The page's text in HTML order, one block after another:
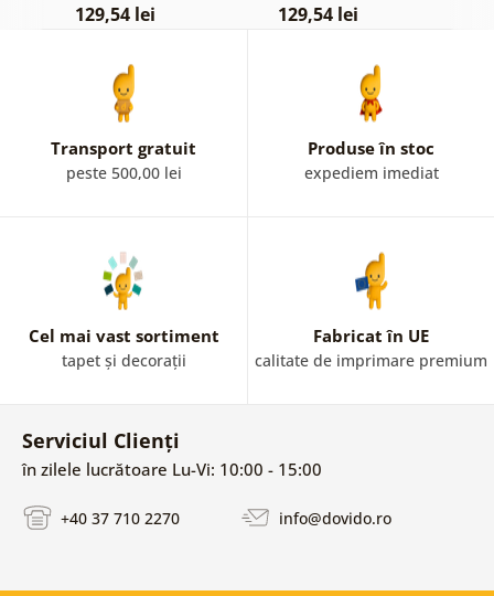
129,54 lei 129,54 lei
Transport gratuit
peste 500,00 lei
Produse în stoc
expediem imediat
Cel mai vast sortiment
tapet și decorații
Fabricat în UE
calitate de imprimare premium
Serviciul Clienți
în zilele lucrătoare Lu-Vi: 10:00 - 15:00
+40 37 710 2270 info@dovido.ro